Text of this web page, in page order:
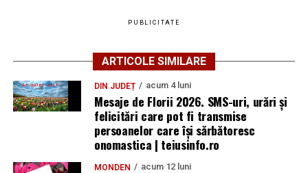
PUBLICITATE
ARTICOLE SIMILARE
DIN JUDEȚ acum 4 luni
Mesaje de Florii 2026. SMS-uri, urări și
felicitări care pot fi transmise
persoanelor care îşi sărbătoresc
onomastica | teiusinfo.ro
MONDEN acum 12 luni